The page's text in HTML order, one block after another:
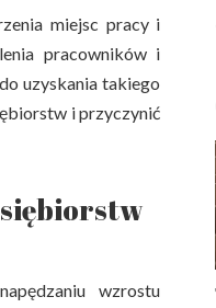
miejsc pracy i
pracowników i
uzyskania takiego
i przyczynić
wzrostu